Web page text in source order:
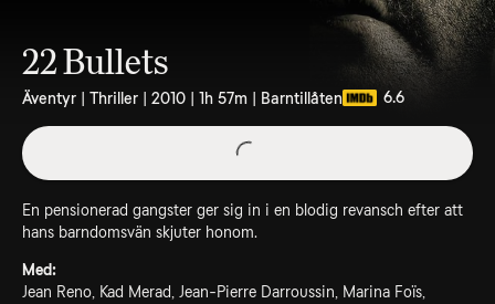
22 Bullets
Äventyr | Thriller | 2010 | 1h 57m | Barntillåten 6.6
En pensionerad gangster ger sig in i en blodig revansch efter att
hans barndomsvän skjuter honom.
Med:
Jean Reno, Kad Merad, Jean-Pierre Darroussin, Marina Foïs,